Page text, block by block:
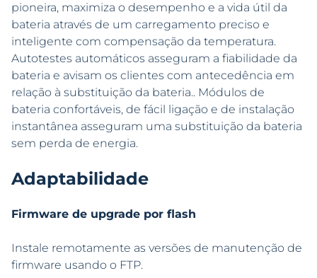
pioneira, maximiza o desempenho e a vida útil da
bateria através de um carregamento preciso e
inteligente com compensação da temperatura.
Autotestes automáticos asseguram a fiabilidade da
bateria e avisam os clientes com antecedência em
relação à substituição da bateria.. Módulos de
bateria confortáveis, de fácil ligação e de instalação
instantânea asseguram uma substituição da bateria
sem perda de energia.
Adaptabilidade
Firmware de upgrade por flash
Instale remotamente as versões de manutenção de
firmware usando o FTP.